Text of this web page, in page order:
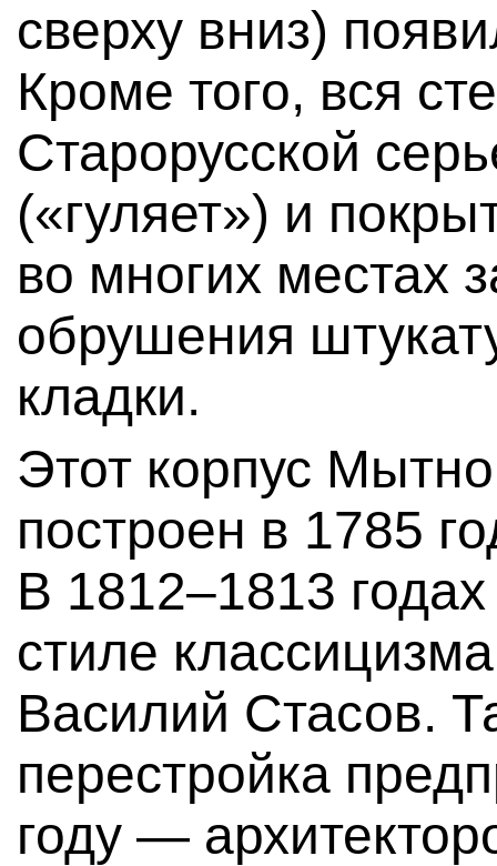
сверху вниз)
Кроме того, вся
Старорусской
(«гуляет») и
во многих местах
обрушения
кладки.
Этот корпус
построен в 1785
В 1812–1813
стиле
Василий Стасов.
перестройка
году —